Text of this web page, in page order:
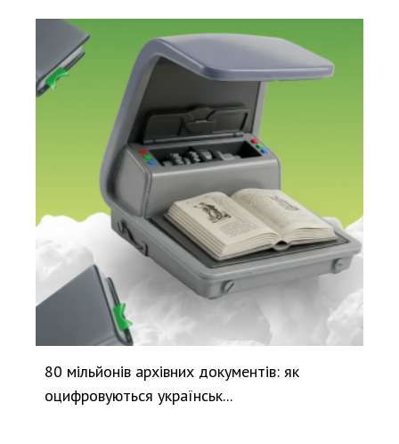
80 мільйонів архівних документів: як
оцифровуються українськ...